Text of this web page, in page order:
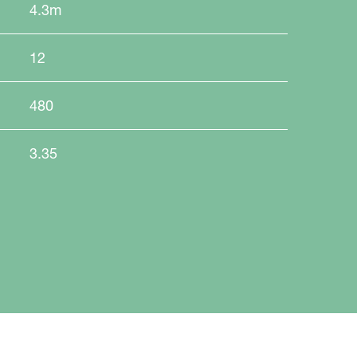
4.3m
12
480
3.35